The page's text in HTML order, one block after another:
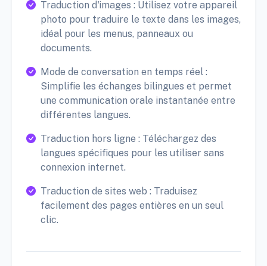
Traduction d'images : Utilisez votre appareil
photo pour traduire le texte dans les images,
idéal pour les menus, panneaux ou
documents.
Mode de conversation en temps réel :
Simplifie les échanges bilingues et permet
une communication orale instantanée entre
différentes langues.
Traduction hors ligne : Téléchargez des
langues spécifiques pour les utiliser sans
connexion internet.
Traduction de sites web : Traduisez
facilement des pages entières en un seul
clic.